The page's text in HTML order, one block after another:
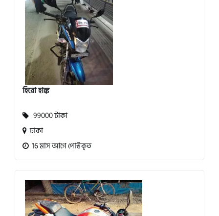
হিরো হাঙ্ক
99000 টাকা
ঢাকা
16 মাস আগে পোস্টকৃত